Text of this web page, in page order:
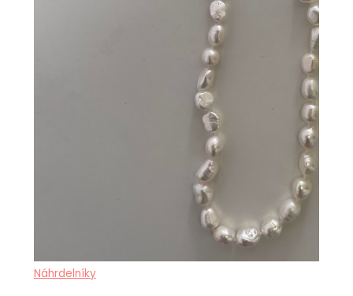
Náhrdelníky